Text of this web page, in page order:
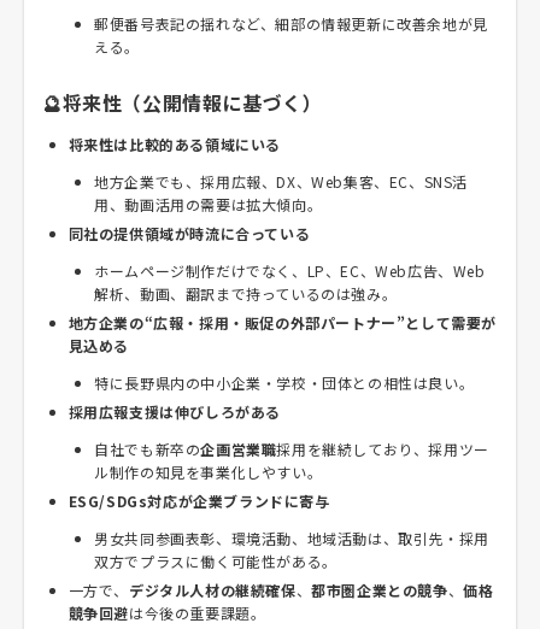
郵便番号表記の揺れなど、細部の情報更新に改善余地が見
える。
🔮将来性（公開情報に基づく）
将来性は比較的ある領域にいる
地方企業でも、採用広報、DX、Web集客、EC、SNS活
用、動画活用の需要は拡大傾向。
同社の提供領域が時流に合っている
ホームページ制作だけでなく、LP、EC、Web広告、Web
解析、動画、翻訳まで持っているのは強み。
地方企業の“広報・採用・販促の外部パートナー”として需要が
見込める
特に長野県内の中小企業・学校・団体との相性は良い。
採用広報支援は伸びしろがある
自社でも新卒の企画営業職採用を継続しており、採用ツー
ル制作の知見を事業化しやすい。
ESG/SDGs対応が企業ブランドに寄与
男女共同参画表彰、環境活動、地域活動は、取引先・採用
双方でプラスに働く可能性がある。
一方で、 デジタル人材の継続確保、都市圏企業との競争、価格
競争回避は今後の重要課題。